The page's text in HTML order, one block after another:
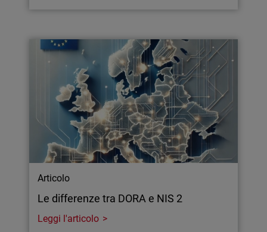
Articolo
Le differenze tra DORA e NIS 2
Leggi l'articolo